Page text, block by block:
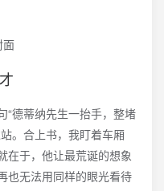
“德蒂纳先生一抬手，整堵
。合上书，我盯着车厢
在于，他让最荒诞的想象
也无法用同样的眼光看待